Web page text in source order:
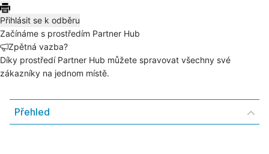
Přihlásit se k odběru
Začínáme s prostředím Partner Hub
Zpětná vazba?
Díky prostředí Partner Hub můžete spravovat všechny své
zákazníky na jednom místě.
Přehled